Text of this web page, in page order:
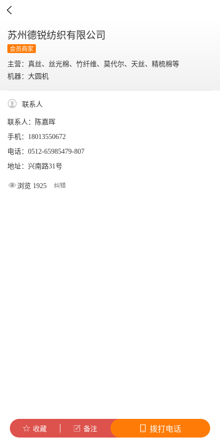

苏州德锐纺织有限公司
会员商家
主营：真丝、丝光棉、竹纤维、莫代尔、天丝、精梳棉等
机器：大圆机
联系人
联系人：陈嘉晖
手机：18013550672
电话：0512-65985479-807
地址：兴南路31号
浏览 1925 纠错
收藏 备注 拨打电话